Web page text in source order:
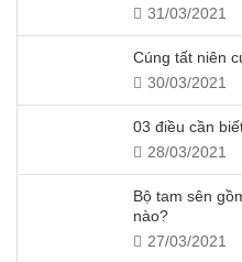
31/03/2021
Cúng tất niên
30/03/2021
03 điều cần
28/03/2021
Bộ tam sên
nào?
27/03/2021